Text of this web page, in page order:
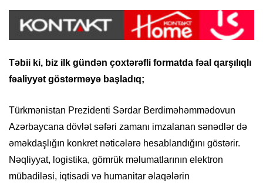
Təbii ki, biz ilk gündən çoxtərəfli formatda fəal qarşılıqlı
fəaliyyət göstərməyə başladıq;
Türkmənistan Prezidenti Sərdar Berdiməhəmmədovun
Azərbaycana dövlət səfəri zamanı imzalanan sənədlər də
əməkdaşlığın konkret nəticələrə hesablandığını göstərir.
Nəqliyyat, logistika, gömrük məlumatlarının elektron
mübadiləsi, iqtisadi və humanitar əlaqələrin